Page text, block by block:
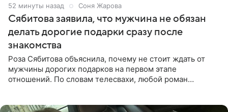
52 минуты назад Соня Жарова
Сябитова заявила, что мужчина не обязан
делать дорогие подарки сразу после
знакомства
Роза Сябитова объяснила, почему не стоит ждать от
мужчины дорогих подарков на первом этапе
отношений. По словам телесвахи, любой роман